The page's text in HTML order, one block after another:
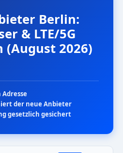
Berlin:
& LTE/5G
(August 2026)
der neue Anbieter
gesetzlich gesichert